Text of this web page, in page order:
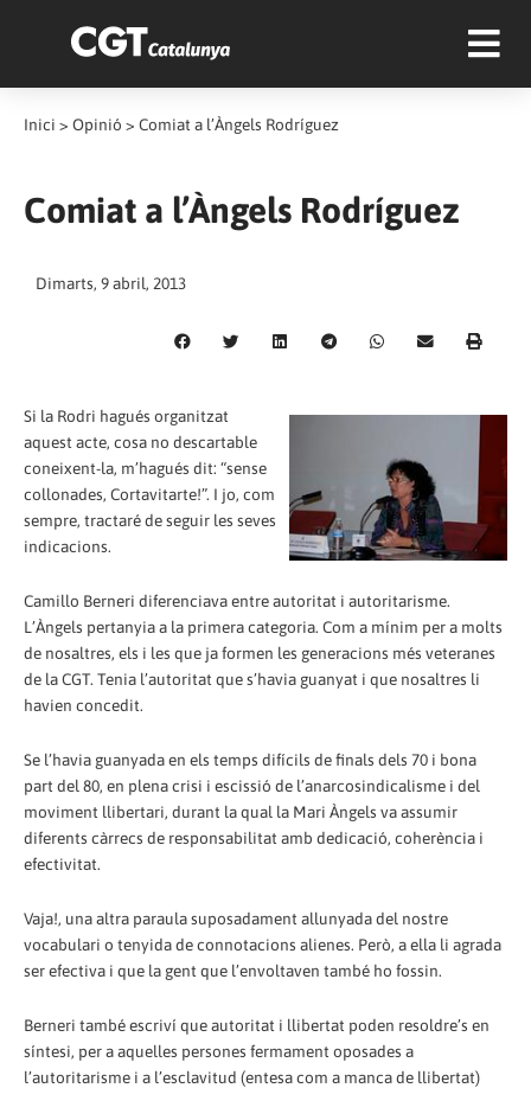
Inici > Opinió > Comiat a l’Àngels Rodríguez
Comiat a l’Àngels Rodríguez
Dimarts, 9 abril, 2013
Si la Rodri hagués organitzat
aquest acte, cosa no descartable
coneixent-la, m’hagués dit: “sense
collonades, Cortavitarte!”. I jo, com
sempre, tractaré de seguir les seves
indicacions.
Camillo Berneri diferenciava entre autoritat i autoritarisme.
L’Àngels pertanyia a la primera categoria. Com a mínim per a molts
de nosaltres, els i les que ja formen les generacions més veteranes
de la CGT. Tenia l’autoritat que s’havia guanyat i que nosaltres li
havien concedit.
Se l’havia guanyada en els temps difícils de finals dels 70 i bona
part del 80, en plena crisi i escissió de l’anarcosindicalisme i del
moviment llibertari, durant la qual la Mari Àngels va assumir
diferents càrrecs de responsabilitat amb dedicació, coherència i
efectivitat.
Vaja!, una altra paraula suposadament allunyada del nostre
vocabulari o tenyida de connotacions alienes. Però, a ella li agrada
ser efectiva i que la gent que l’envoltaven també ho fossin.
Berneri també escriví que autoritat i llibertat poden resoldre’s en
síntesi, per a aquelles persones fermament oposades a
l’autoritarisme i a l’esclavitud (entesa com a manca de llibertat)